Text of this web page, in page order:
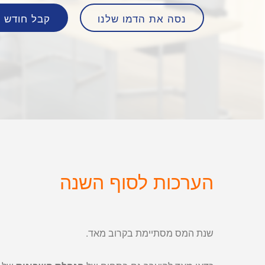
נסה את הדמו שלנו קבל חודש
הערכות לסוף השנה
שנת המס מסתיימת בקרוב מאד.